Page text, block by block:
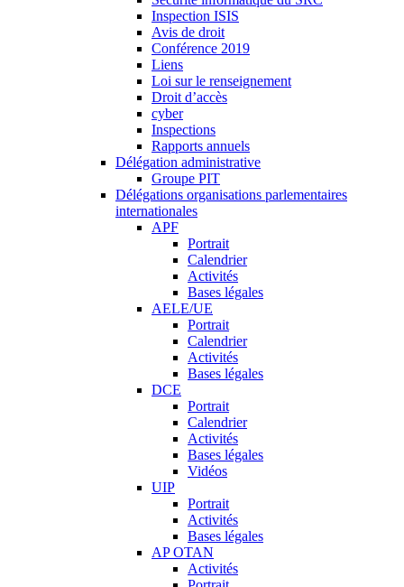
Inspection ISIS
Avis de droit
Conférence 2019
Liens
Loi sur le renseignement
Droit d’accès
cyber
Inspections
Rapports annuels
Délégation administrative
Groupe PIT
Délégations organisations parlementaires
internationales
APF
Portrait
Calendrier
Activités
Bases légales
AELE/UE
Portrait
Calendrier
Activités
Bases légales
DCE
Portrait
Calendrier
Activités
Bases légales
Vidéos
UIP
Portrait
Activités
Bases légales
AP OTAN
Activités